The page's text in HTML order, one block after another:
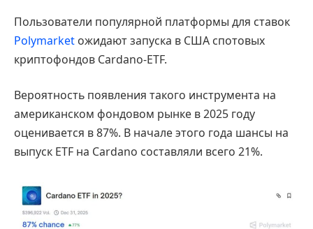
Пользователи популярной платформы для ставок
Polymarket ожидают запуска в США спотовых
криптофондов Cardano-ETF.
Вероятность появления такого инструмента на
американском фондовом рынке в 2025 году
оценивается в 87%. В начале этого года шансы на
выпуск ETF на Cardano составляли всего 21%.